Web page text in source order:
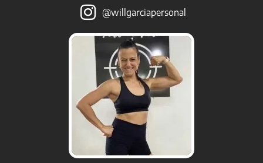
@willgarciapersonal